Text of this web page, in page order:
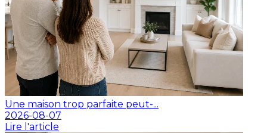
Une maison trop parfaite peut-...
2026-08-07
Lire l'article